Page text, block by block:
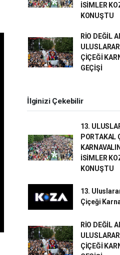
İSİMLER
KONUŞTU
RİO DEĞİL
ÇİÇEĞİ
GEÇİŞİ
İlginizi Çekebilir
13.
PORTAKAL
İSİMLER
KONUŞTU
13.
Çiçeği
RİO DEĞİL
ÇİÇEĞİ